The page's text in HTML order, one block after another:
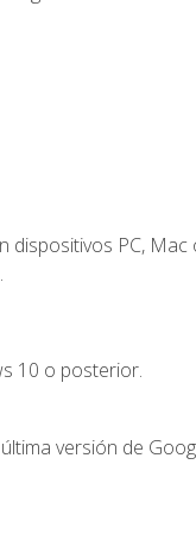
dispositivos PC,
10 o posterior.
versión de